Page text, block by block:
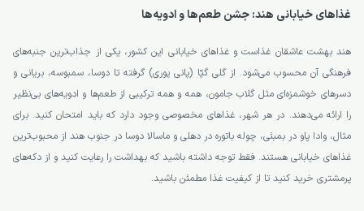
غذاهای خیابانی هند: جشن طعم‌ها و ادویه‌ها
هند بهشت عاشقان غذاست و غذاهای خیابانی این کشور، یکی از جذاب‌ترین جنبه‌های
فرهنگی آن محسوب می‌شود. از گلی گپّا (پانی پوری) گرفته تا دوسا، سمبوسه، بریانی و
دسرهای خوشمزه‌ای مثل گلاب جامون، همه و همه ترکیبی از طعم‌ها و ادویه‌های بی‌نظیر
را ارائه می‌دهند. در هر شهر، غذاهای مخصوصی وجود دارد که باید امتحان کنید. برای
مثال، وادا پاو در بمبئی، چوله باتوره در دهلی و ماسالا دوسا در جنوب هند از محبوب‌ترین
غذاهای خیابانی هستند. فقط توجه داشته باشید که بهداشت را رعایت کنید و از دکه‌های
پرمشتری خرید کنید تا از کیفیت غذا مطمئن باشید.